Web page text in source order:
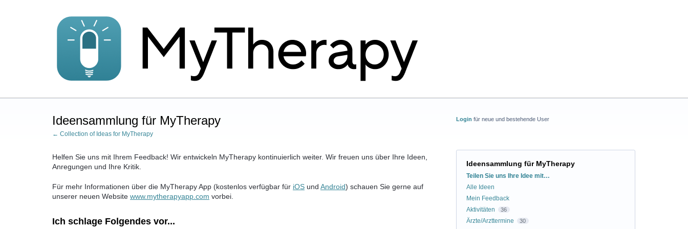
Ideensammlung für MyTherapy
← Collection of Ideas for MyTherapy
Helfen Sie uns mit Ihrem Feedback! Wir entwickeln MyTherapy kontinuierlich weiter. Wir freuen uns über Ihre Ideen,
Anregungen und Ihre Kritik.
Für mehr Informationen über die MyTherapy App (kostenlos verfügbar für iOS und Android) schauen Sie gerne auf
unserer neuen Website www.mytherapyapp.com vorbei.
Ich schlage Folgendes vor...
Login für neue und bestehende User
Ideensammlung für MyTherapy
Kategorien
Teilen Sie uns Ihre Idee mit…
Alle Ideen
Mein Feedback
Aktivitäten
36
Ärzte/Arzttermine 30